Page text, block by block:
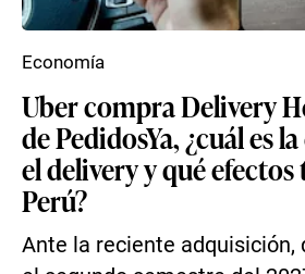
Uber compra Delivery
de PedidosYa, ¿cuál es
el delivery y qué efectos
Perú?
Ante la reciente adquisición,
Economía